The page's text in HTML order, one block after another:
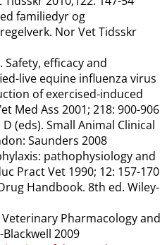
familiedyr og
Nor Vet Tidsskr
efficacy and
live equine influenza virus
of exercised-induced
Med Ass 2001; 218: 900-906
(eds). Small Animal Clinical
Saunders 2008
pathophysiology and
Pract Vet 1990; 12: 157-170
Handbook. 8th ed. Wiley-
Veterinary Pharmacology and
2009